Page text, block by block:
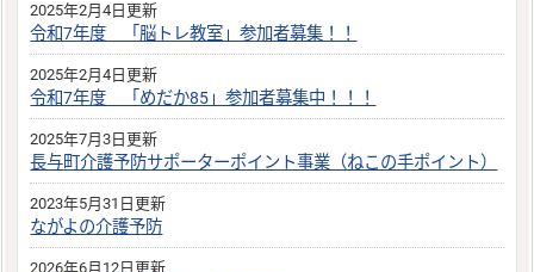
2025年2月4日更新
令和7年度 「脳トレ教室」参加者募集！！
2025年2月4日更新
令和7年度 「めだか85」参加者募集中！！！
2025年7月3日更新
長与町介護予防サポーターポイント事業（ねこの手ポイント）
2023年5月31日更新
ながよの介護予防
2026年6月12日更新